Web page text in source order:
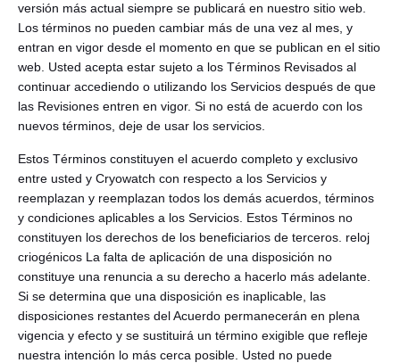
versión más actual siempre se publicará en nuestro sitio web.
Los términos no pueden cambiar más de una vez al mes, y
entran en vigor desde el momento en que se publican en el sitio
web. Usted acepta estar sujeto a los Términos Revisados al
continuar accediendo o utilizando los Servicios después de que
las Revisiones entren en vigor. Si no está de acuerdo con los
nuevos términos, deje de usar los servicios.
Estos Términos constituyen el acuerdo completo y exclusivo
entre usted y Cryowatch con respecto a los Servicios y
reemplazan y reemplazan todos los demás acuerdos, términos
y condiciones aplicables a los Servicios. Estos Términos no
constituyen los derechos de los beneficiarios de terceros. reloj
criogénicos La falta de aplicación de una disposición no
constituye una renuncia a su derecho a hacerlo más adelante.
Si se determina que una disposición es inaplicable, las
disposiciones restantes del Acuerdo permanecerán en plena
vigencia y efecto y se sustituirá un término exigible que refleje
nuestra intención lo más cerca posible. Usted no puede